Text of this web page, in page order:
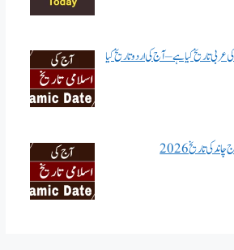
تاریخ کیا ہے – آج کی اردو تاریخ کیا